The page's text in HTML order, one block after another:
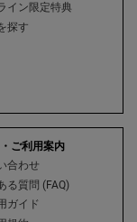
イン限定特典
探す
ご利用案内
合わせ
る質問 (FAQ)
ガイド